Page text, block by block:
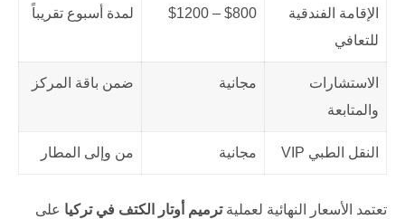
الإقامة الفندقية
للتعافي
$800 – $1200 لمدة أسبوع تقريباً
الاستشارات
والمتابعة
مجانية ضمن باقة المركز
النقل الطبي VIP مجانية من وإلى المطار
تعتمد الأسعار النهائية لعمليةترميم أوتار الكتف في تركيا على